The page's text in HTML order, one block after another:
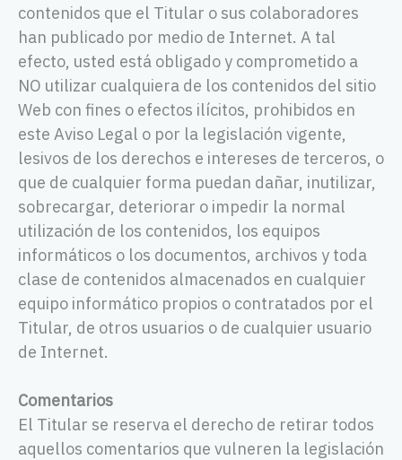
contenidos que el Titular o sus colaboradores
han publicado por medio de Internet. A tal
efecto, usted está obligado y comprometido a
NO utilizar cualquiera de los contenidos del sitio
Web con fines o efectos ilícitos, prohibidos en
este Aviso Legal o por la legislación vigente,
lesivos de los derechos e intereses de terceros, o
que de cualquier forma puedan dañar, inutilizar,
sobrecargar, deteriorar o impedir la normal
utilización de los contenidos, los equipos
informáticos o los documentos, archivos y toda
clase de contenidos almacenados en cualquier
equipo informático propios o contratados por el
Titular, de otros usuarios o de cualquier usuario
de Internet.
Comentarios
El Titular se reserva el derecho de retirar todos
aquellos comentarios que vulneren la legislación